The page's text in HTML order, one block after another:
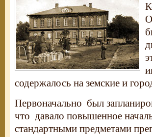
содержалось на земские и
Первоначально был
что давало повышенное
стандартными предметами